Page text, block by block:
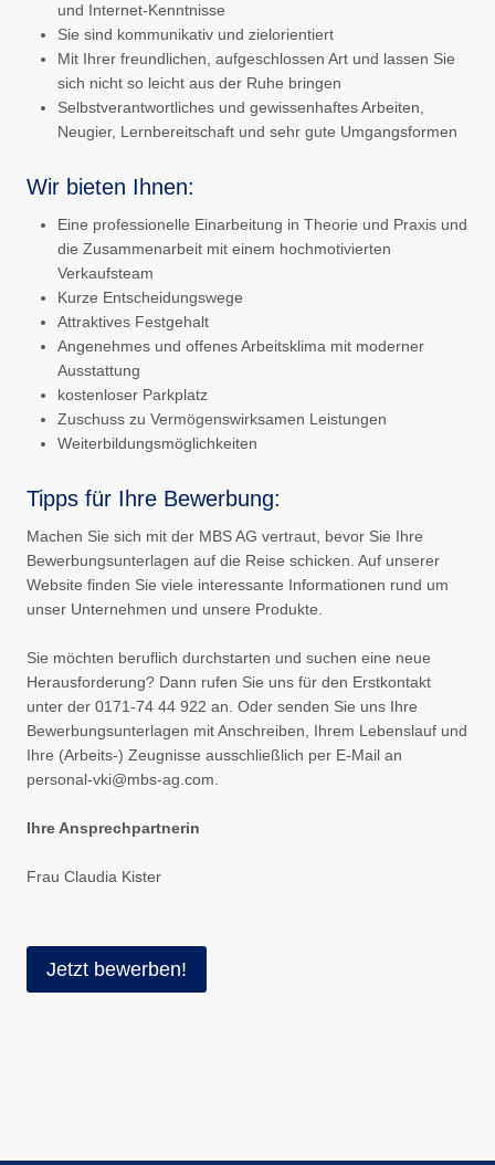
und Internet-Kenntnisse
Sie sind kommunikativ und zielorientiert
Mit Ihrer freundlichen, aufgeschlossen Art und lassen Sie
sich nicht so leicht aus der Ruhe bringen
Selbstverantwortliches und gewissenhaftes Arbeiten,
Neugier, Lernbereitschaft und sehr gute Umgangsformen
Wir bieten Ihnen:
Eine professionelle Einarbeitung in Theorie und Praxis und
die Zusammenarbeit mit einem hochmotivierten
Verkaufsteam
Kurze Entscheidungswege
Attraktives Festgehalt
Angenehmes und offenes Arbeitsklima mit moderner
Ausstattung
kostenloser Parkplatz
Zuschuss zu Vermögenswirksamen Leistungen
Weiterbildungsmöglichkeiten
Tipps für Ihre Bewerbung:
Machen Sie sich mit der MBS AG vertraut, bevor Sie Ihre
Bewerbungsunterlagen auf die Reise schicken. Auf unserer
Website finden Sie viele interessante Informationen rund um
unser Unternehmen und unsere Produkte.
Sie möchten beruflich durchstarten und suchen eine neue
Herausforderung? Dann rufen Sie uns für den Erstkontakt
unter der 0171-74 44 922 an. Oder senden Sie uns Ihre
Bewerbungsunterlagen mit Anschreiben, Ihrem Lebenslauf und
Ihre (Arbeits-) Zeugnisse ausschließlich per E-Mail an
personal-vki@mbs-ag.com.
Ihre Ansprechpartnerin
Frau Claudia Kister
Jetzt bewerben!